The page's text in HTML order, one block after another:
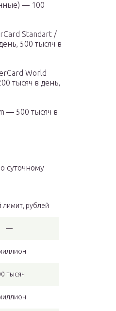
— 100
Standart /
500 тысяч в
World
тысяч в день,
— 500 тысяч в
суточному
лимит, рублей
—
тысяч